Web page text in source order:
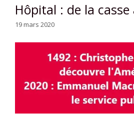
Hôpital : de la casse
19 mars 2020